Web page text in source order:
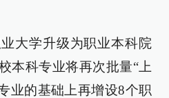
大学升级为职业本科院
本科专业将再次批量“上
业的基础上再增设8个职